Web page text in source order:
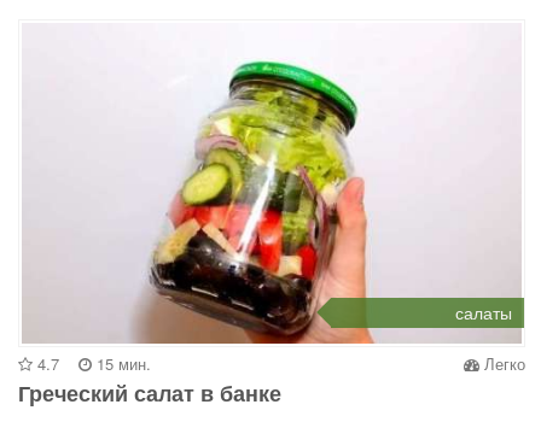
салаты
4.7 15 мин. Легко
Греческий салат в банке